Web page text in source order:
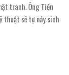
tranh. Ông Tiến
thuật sẽ tự nảy sinh